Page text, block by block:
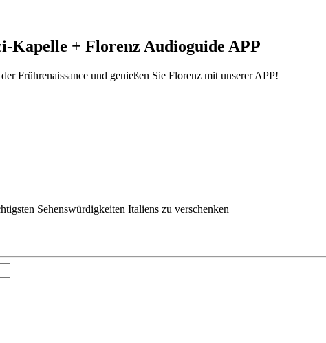
+ Florenz Audioguide APP
Frührenaissance und genießen Sie Florenz mit unserer APP!
Sehenswürdigkeiten Italiens zu verschenken